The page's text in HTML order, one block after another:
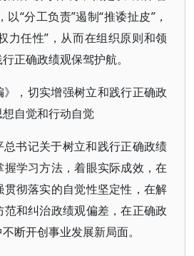
以“分工负责”遏制“推诿扯皮”，
力任性”，从而在组织原则和领
正确政绩观保驾护航。
，切实增强树立和践行正确政
自觉和行动自觉
书记关于树立和践行正确政绩
学习方法，着眼实际成效，在
彻落实的自觉性坚定性，在解
和纠治政绩观偏差，在正确政
断开创事业发展新局面。